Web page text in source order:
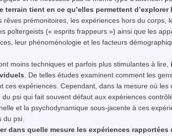
terrain tient en ce qu’elles permettent d’explorer
rêves prémonitoires, les expériences hors du corps,
poltergeists (« esprits frappeurs ») ainsi que les
leur phénoménologie et les facteurs
moins techniques et parfois plus stimulantes à lire,
. De telles études examinent comment les
expériences. Cependant, dans la mesure où les
du psi qui fait souvent défaut aux expériences
et la psychodynamique sous-jacente à ces
du psi
dans quelle mesure les expériences rapportées